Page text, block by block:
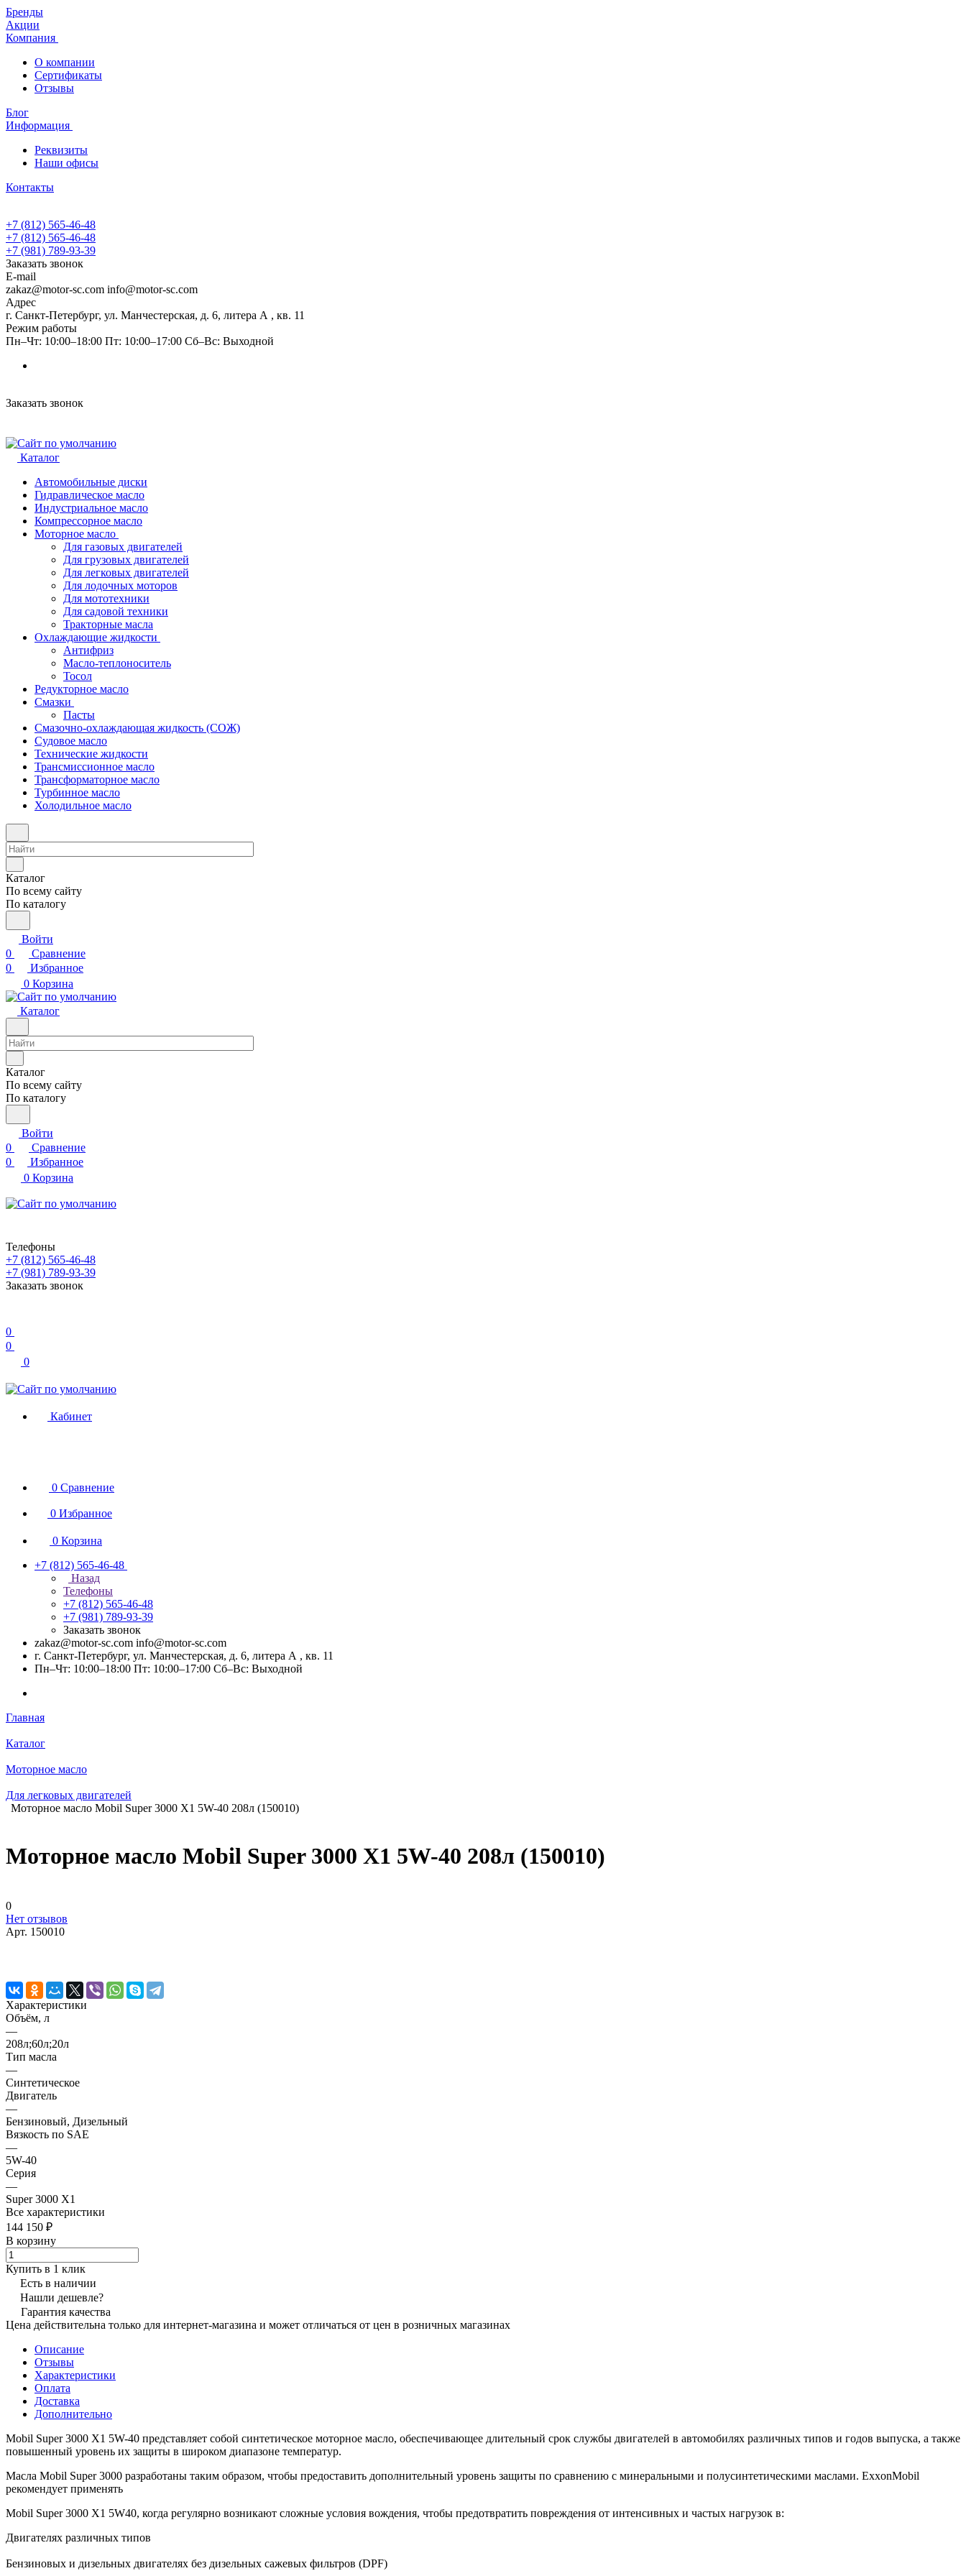
Бренды
Акции
Компания
О компании
Сертификаты
Отзывы
Блог
Информация
Реквизиты
Наши офисы
Контакты
+7 (812) 565-46-48
+7 (812) 565-46-48
+7 (981) 789-93-39
Заказать звонок
E-mail
zakaz@motor-sc.com info@motor-sc.com
Адрес
г. Санкт-Петербург, ул. Манчестерская, д. 6, литера А , кв. 11
Режим работы
Пн–Чт: 10:00–18:00 Пт: 10:00–17:00 Сб–Вс: Выходной
Заказать звонок
Каталог
Автомобильные диски
Гидравлическое масло
Индустриальное масло
Компрессорное масло
Моторное масло
Для газовых двигателей
Для грузовых двигателей
Для легковых двигателей
Для лодочных моторов
Для мототехники
Для садовой техники
Тракторные масла
Охлаждающие жидкости
Антифриз
Масло-теплоноситель
Тосол
Редукторное масло
Смазки
Пасты
Смазочно-охлаждающая жидкость (СОЖ)
Судовое масло
Технические жидкости
Трансмиссионное масло
Трансформаторное масло
Турбинное масло
Холодильное масло
Каталог
По всему сайту
По каталогу
Войти
0
Сравнение
0
Избранное
0 Корзина
Каталог
Каталог
По всему сайту
По каталогу
Войти
0
Сравнение
0
Избранное
0 Корзина
Телефоны
+7 (812) 565-46-48
+7 (981) 789-93-39
Заказать звонок
0
0
0
Кабинет
0 Сравнение
0 Избранное
0 Корзина
+7 (812) 565-46-48
Назад
Телефоны
+7 (812) 565-46-48
+7 (981) 789-93-39
Заказать звонок
zakaz@motor-sc.com info@motor-sc.com
г. Санкт-Петербург, ул. Манчестерская, д. 6, литера А , кв. 11
Пн–Чт: 10:00–18:00 Пт: 10:00–17:00 Сб–Вс: Выходной
Главная
Каталог
Моторное масло
Для легковых двигателей
Моторное масло Mobil Super 3000 X1 5W-40 208л (150010)
Моторное масло Mobil Super 3000 X1 5W-40 208л (150010)
0
Нет отзывов
Арт. 150010
Характеристики
Объём, л
—
208л;60л;20л
Тип масла
—
Синтетическое
Двигатель
—
Бензиновый, Дизельный
Вязкость по SAE
—
5W-40
Серия
—
Super 3000 X1
Все характеристики
144 150 ₽
В корзину
Купить в 1 клик
Есть в наличии
Нашли дешевле?
Гарантия качества
Цена действительна только для интернет-магазина и может отличаться от цен в розничных магазинах
Описание
Отзывы
Характеристики
Оплата
Доставка
Дополнительно
Mobil Super 3000 X1 5W-40 представляет собой синтетическое моторное масло, обеспечивающее длительный срок службы двигателей в автомобилях различных типов и годов выпуска, а также
повышенный уровень их защиты в широком диапазоне температур.
Масла Mobil Super 3000 разработаны таким образом, чтобы предоставить дополнительный уровень защиты по сравнению с минеральными и полусинтетическими маслами. ExxonMobil
рекомендует применять
Mobil Super 3000 X1 5W40, когда регулярно возникают сложные условия вождения, чтобы предотвратить повреждения от интенсивных и частых нагрузок в:
Двигателях различных типов
Бензиновых и дизельных двигателях без дизельных сажевых фильтров (DPF)